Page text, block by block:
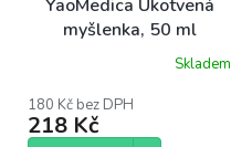
ů
YaoMedica Ukotvená
myšlenka, 50 ml
Skladem
180 Kč bez DPH
218 Kč